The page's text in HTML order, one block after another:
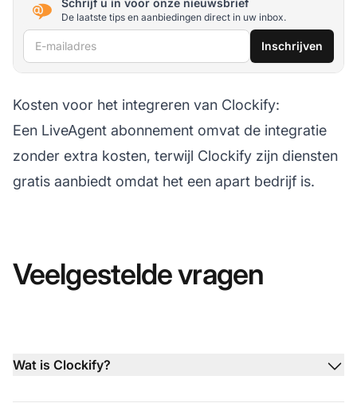
Schrijf u in voor onze nieuwsbrief
De laatste tips en aanbiedingen direct in uw inbox.
E-mailadres Inschrijven
Kosten voor het integreren van Clockify:
Een LiveAgent abonnement omvat de integratie
zonder extra kosten, terwijl Clockify zijn diensten
gratis aanbiedt omdat het een apart bedrijf is.
Veelgestelde vragen
Wat is Clockify?